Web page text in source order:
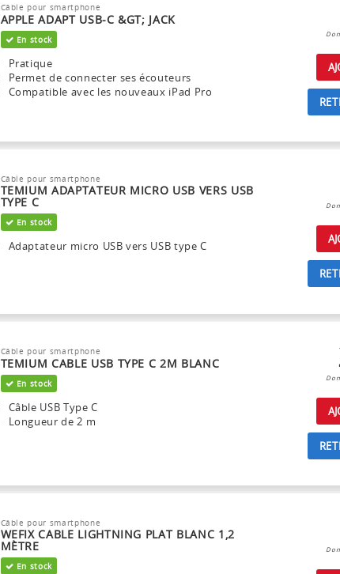
Câble pour smartphone
APPLE ADAPT USB-C &GT; JACK
En stock
Pratique
Permet de connecter ses écouteurs
Compatible avec les nouveaux iPad Pro
Câble pour smartphone
TEMIUM ADAPTATEUR MICRO USB VERS USB
TYPE C
En stock
Adaptateur micro USB vers USB type C
Câble pour smartphone
TEMIUM CABLE USB TYPE C 2M BLANC
En stock
Câble USB Type C
Longueur de 2 m
Câble pour smartphone
WEFIX CABLE LIGHTNING PLAT BLANC 1,2
MÈTRE
En stock